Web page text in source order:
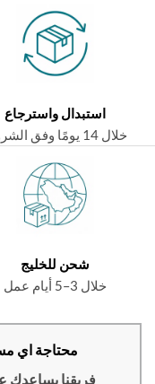
استبدال واسترجاع
شحن للخليج
محتاجة اي
فريقنا يساعدك عبر